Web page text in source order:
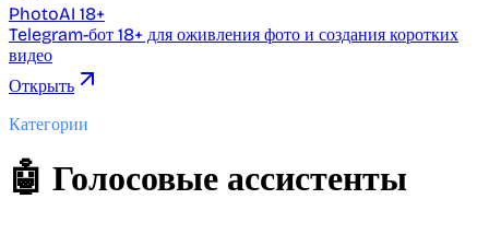
PhotoAI 18+
Telegram-бот 18+ для оживления фото и создания коротких
видео
Открыть
Категории
🤖 Голосовые ассистенты